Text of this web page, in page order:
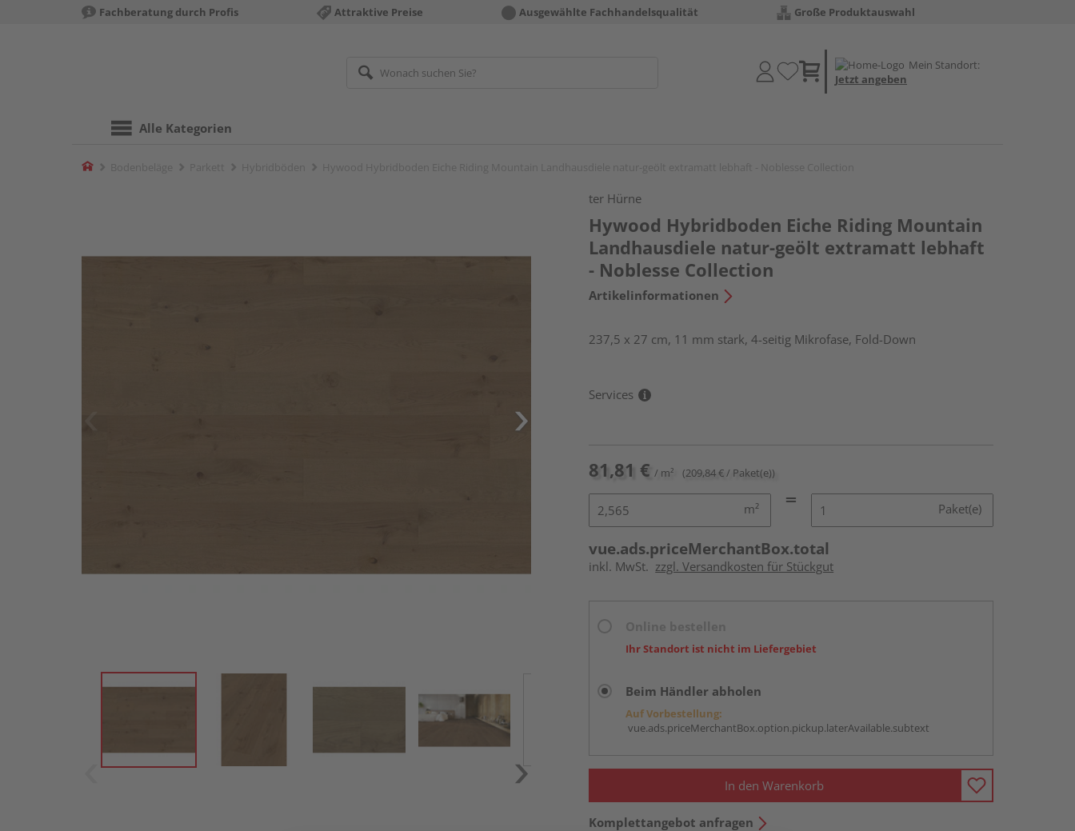
Fachberatung durch Profis Attraktive Preise Ausgewählte Fachhandelsqualität Große Produktauswahl
Mein Standort:
Jetzt angeben
Alle Kategorien
Home
ter Hürne
Hywood Hybridboden Eiche Riding Mountain
Landhausdiele natur-geölt extramatt lebhaft
- Noblesse Collection
Artikelinformationen
237,5 x 27 cm, 11 mm stark, 4-seitig Mikrofase, Fold-Down
Services
81,81 € / m² (209,84 € / Paket(e))
m² Paket(e)
vue.ads.priceMerchantBox.total
inkl. MwSt. zzgl. Versandkosten für Stückgut
Ihr Standort ist nicht im Liefergebiet
Beim Händler abholen
Auf Vorbestellung:
vue.ads.priceMerchantBox.option.pickup.laterAvailable.subtext
In den Warenkorb
Komplettangebot anfragen